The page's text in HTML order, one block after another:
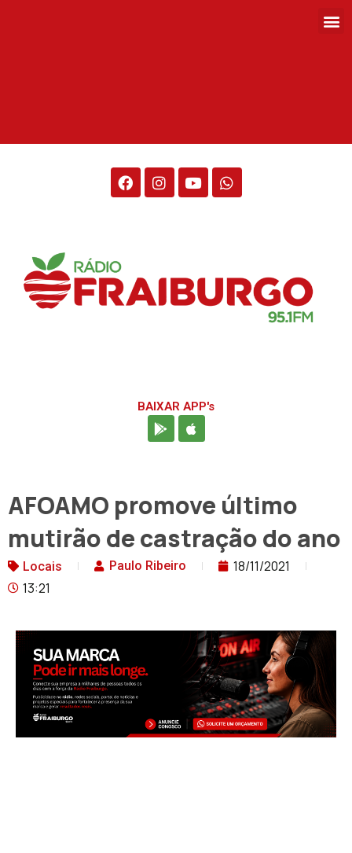
BAIXAR APP's
AFOAMO promove último
mutirão de castração do ano
Locais Paulo Ribeiro
18/11/2021
13:21